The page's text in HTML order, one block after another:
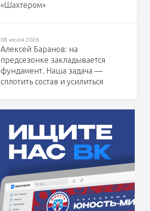
«Шахтером»
08 июля 2026
Алексей Баранов: на
предсезонке закладывается
фундамент. Наша задача —
сплотить состав и усилиться